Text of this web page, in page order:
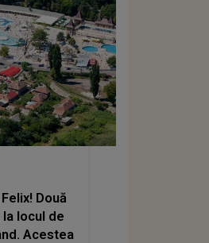
Două
locul de
Acestea